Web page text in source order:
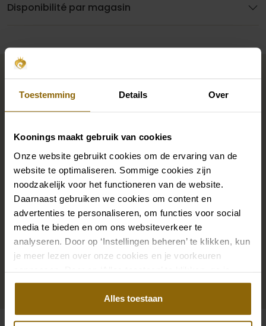
Toestemming Details Over
Koonings maakt gebruik van cookies
Onze website gebruikt cookies om de ervaring van de
website te optimaliseren. Sommige cookies zijn
noodzakelijk voor het functioneren van de website.
Daarnaast gebruiken we cookies om content en
advertenties te personaliseren, om functies voor social
media te bieden en om ons websiteverkeer te
analyseren. Door op ‘Instellingen beheren’ te klikken, kun
je meer lezen over onze cookies en je voorkeuren
aanpassen. Door op ‘Alles toestaan’ te klikken, ga je
akkoord met het gebruik van alle cookies.
Alles toestaan
Disponibilité par magasin
Complétez votre look de
mariée
Des chaussures de mariage parfaites sous votre robe
boucles d'oreilles assortis à votre robe de mariée ou
un beau voile, un bandeau ou une épingle à cheveux
pour votre coiffure de mariée : votre look de mariée
n'est complet que s'il est assorti à des accessoires.
Grâce à notre vaste boutique d'accessoires pour les
mariés, vous trouverez l'accessoire parfait pour votre
robe ou votre costume de mariage.
Aller aux accessoires